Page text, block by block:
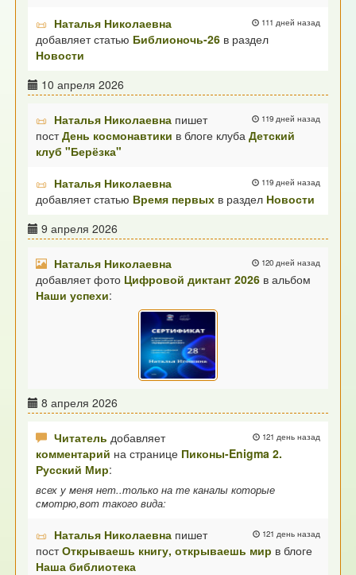
111 дней назад
Наталья Николаевна
добавляет статью Библионочь-26 в раздел
Новости
10 апреля 2026
119 дней назад
Наталья Николаевна пишет
постДень космонавтики в блоге клубаДетский
клуб "Берёзка"
119 дней назад
Наталья Николаевна
добавляет статью Время первых в раздел Новости
9 апреля 2026
120 дней назад
Наталья Николаевна
добавляет фото Цифровой диктант 2026 в альбом
Наши успехи:
8 апреля 2026
121 день назад
Читатель добавляет
комментарий на странице Пиконы-Enigma 2.
Русский Мир:
всех у меня нет..только на те каналы которые
смотрю,вот такого вида:
121 день назад
Наталья Николаевна пишет
постОткрываешь книгу, открываешь мир в блоге
Наша библиотека